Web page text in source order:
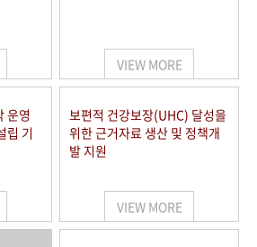
VIEW MORE
운영
립 기
보편적 건강보장(UHC) 달성을
위한 근거자료 생산 및 정책개
발 지원
VIEW MORE